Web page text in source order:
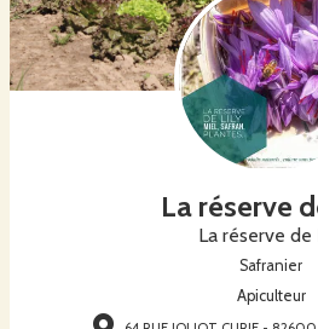
La réserve
La réserve de
Safranier
Apiculteur